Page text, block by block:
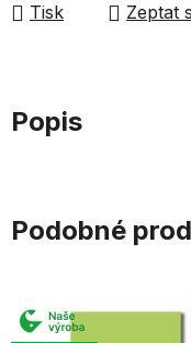
Tisk Zeptat
Popis
Podobné